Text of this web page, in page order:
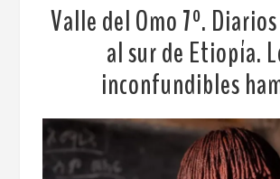
Valle del Omo 7º.
al sur de Etiopía.
inconfundibles